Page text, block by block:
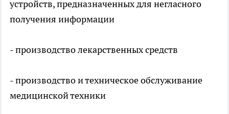
устройств, предназначенных для негласного
получения информации
- производство лекарственных средств
- производство и техническое обслуживание
медицинской техники